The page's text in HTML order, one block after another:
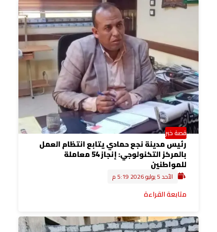
قصة خبر
رئيس مدينة نجع حمادي يتابع انتظام العمل
بالمركز التكنولوجي: إنجاز 54 معاملة
للمواطنين
الأحد 5 يوليو 2026 5:19 م
متابعة القراءة